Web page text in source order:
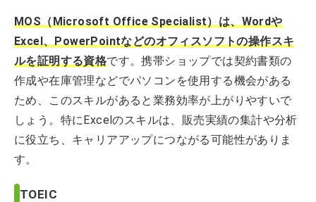
MOS（Microsoft Office Specialist）は、Wordや
Excel、PowerPointなどのオフィスソフトの操作スキ
ルを証明する資格です。携帯ショップでは契約書類の
作成や在庫管理などでパソコンを使用する機会がある
ため、このスキルがあると業務効率が上がりやすいで
しょう。特にExcelのスキルは、販売実績の集計や分析
に役立ち、キャリアアップにつながる可能性がありま
す。
TOEIC